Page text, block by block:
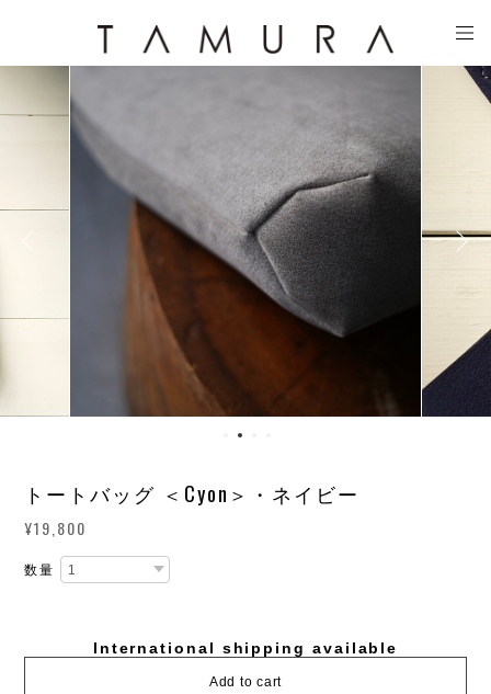
トートバッグ ＜Cyon＞・ネイビー
¥19,800
数量
International shipping available
Add to cart